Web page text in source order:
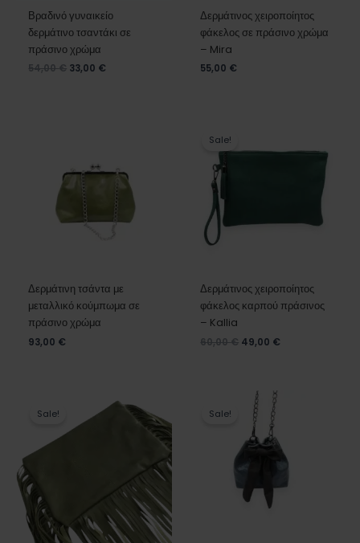
Βραδινό γυναικείο
δερμάτινο τσαντάκι σε
πράσινο χρώμα
54,00€ 33,00 €
Δερμάτινος χειροποίητος
φάκελος σε πράσινο χρώμα
– Mira
55,00 €
Δερμάτινη τσάντα με
μεταλλικό κούμπωμα σε
πράσινο χρώμα
93,00 €
Sale!
Δερμάτινος χειροποίητος
φάκελος καρπού πράσινος
– Kallia
60,00€
60,00 €.
49,00 €
είναι:
Sale!
was:
180,00 €.
τρέχουσα
150,00 €.
Sale!
Original
price
was:
57,00 €.
45,00 €.